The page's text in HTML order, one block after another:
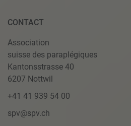
CONTACT
Association
suisse des paraplégiques
Kantonsstrasse 40
6207 Nottwil
+41 41 939 54 00
spv@spv.ch